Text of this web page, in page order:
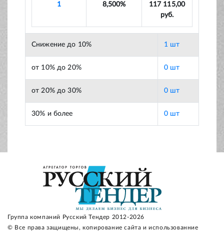
1
8,500%
117 115,00
руб.
Снижение до 10% 1 шт
от 10% до 20% 0 шт
от 20% до 30% 0 шт
30% и более 0 шт
Группа компаний Русский Тендер 2012-2026
© Все права защищены, копирование сайта и использованние